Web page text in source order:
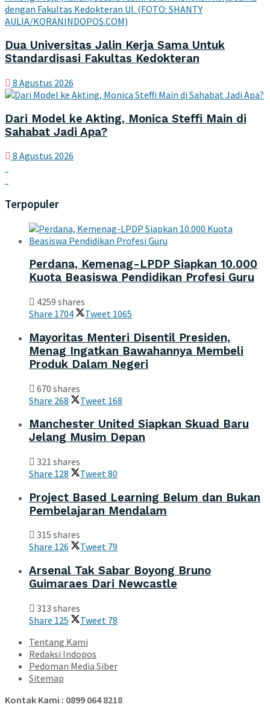
Dua Universitas Jalin Kerja Sama Untuk
Standardisasi Fakultas Kedokteran
8 Agustus 2026
Dari Model ke Akting, Monica Steffi Main di
Sahabat Jadi Apa?
8 Agustus 2026
Terpopuler
Perdana, Kemenag-LPDP Siapkan 10.000
Kuota Beasiswa Pendidikan Profesi Guru
4259 shares
Share 1704 Tweet 1065
Mayoritas Menteri Disentil Presiden,
Menag Ingatkan Bawahannya Membeli
Produk Dalam Negeri
670 shares
Share 268 Tweet 168
Manchester United Siapkan Skuad Baru
Jelang Musim Depan
321 shares
Share 128 Tweet80
Project Based Learning Belum dan Bukan
Pembelajaran Mendalam
315 shares
Share 126 Tweet 79
Arsenal Tak Sabar Boyong Bruno
Guimaraes Dari Newcastle
313 shares
Share 125 Tweet 78
Tentang Kami
Redaksi Indopos
Pedoman Media Siber
Sitemap
Kontak Kami : 0899 064 8218